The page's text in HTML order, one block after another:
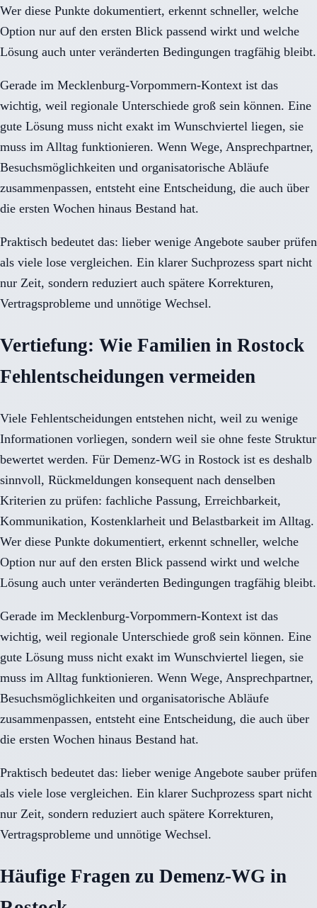
Wer diese Punkte dokumentiert, erkennt schneller, welche
Option nur auf den ersten Blick passend wirkt und welche
Lösung auch unter veränderten Bedingungen tragfähig bleibt.
Gerade im Mecklenburg-Vorpommern-Kontext ist das
wichtig, weil regionale Unterschiede groß sein können. Eine
gute Lösung muss nicht exakt im Wunschviertel liegen, sie
muss im Alltag funktionieren. Wenn Wege, Ansprechpartner,
Besuchsmöglichkeiten und organisatorische Abläufe
zusammenpassen, entsteht eine Entscheidung, die auch über
die ersten Wochen hinaus Bestand hat.
Praktisch bedeutet das: lieber wenige Angebote sauber prüfen
als viele lose vergleichen. Ein klarer Suchprozess spart nicht
nur Zeit, sondern reduziert auch spätere Korrekturen,
Vertragsprobleme und unnötige Wechsel.
Vertiefung: Wie Familien in Rostock
Fehlentscheidungen vermeiden
Viele Fehlentscheidungen entstehen nicht, weil zu wenige
Informationen vorliegen, sondern weil sie ohne feste Struktur
bewertet werden. Für Demenz-WG in Rostock ist es deshalb
sinnvoll, Rückmeldungen konsequent nach denselben
Kriterien zu prüfen: fachliche Passung, Erreichbarkeit,
Kommunikation, Kostenklarheit und Belastbarkeit im Alltag.
Wer diese Punkte dokumentiert, erkennt schneller, welche
Option nur auf den ersten Blick passend wirkt und welche
Lösung auch unter veränderten Bedingungen tragfähig bleibt.
Gerade im Mecklenburg-Vorpommern-Kontext ist das
wichtig, weil regionale Unterschiede groß sein können. Eine
gute Lösung muss nicht exakt im Wunschviertel liegen, sie
muss im Alltag funktionieren. Wenn Wege, Ansprechpartner,
Besuchsmöglichkeiten und organisatorische Abläufe
zusammenpassen, entsteht eine Entscheidung, die auch über
die ersten Wochen hinaus Bestand hat.
Praktisch bedeutet das: lieber wenige Angebote sauber prüfen
als viele lose vergleichen. Ein klarer Suchprozess spart nicht
nur Zeit, sondern reduziert auch spätere Korrekturen,
Vertragsprobleme und unnötige Wechsel.
Häufige Fragen zu Demenz-WG in